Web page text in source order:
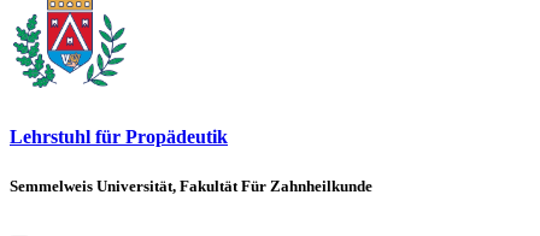
Lehrstuhl für Propädeutik
Semmelweis Universität, Fakultät Für Zahnheilkunde